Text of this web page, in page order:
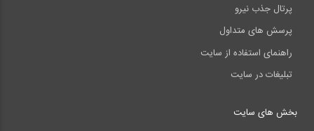
پرتال جذب نیرو
پرسش های متداول
راهنمای استفاده از سایت
تبلیغات در سایت
بخش های سایت